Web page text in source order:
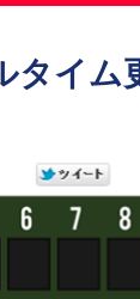
タイム